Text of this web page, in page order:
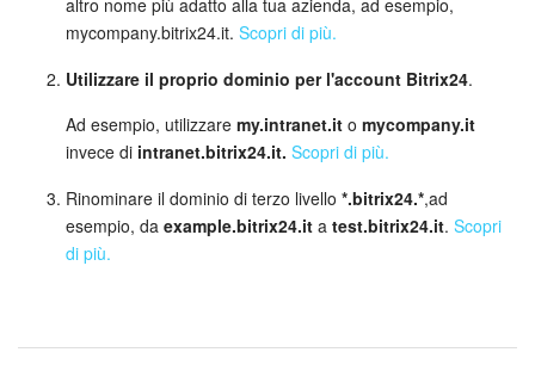
Bitrix24 Drive
Gruppi di lavoro
Progetti IA
mycompany.bitrix24.it. Scopri di più.
Utilizzare il proprio dominio per l'account Bitrix24.
Ad esempio, utilizzare my.intranet.it o mycompany.it
invece di intranet.bitrix24.it. Scopri di più.
Rinominare il dominio di terzo livello *.bitrix24.*,ad
esempio, da example.bitrix24.it a test.bitrix24.it. Scopri
di più.